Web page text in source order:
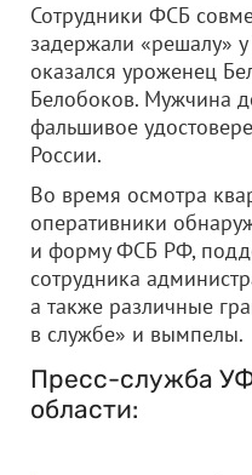
Сотрудники ФСБ
задержали «решалу»
оказался уроженец
Белобоков. Мужчина
фальшивое
России.
Во время осмотра
оперативники
и форму ФСБ РФ,
сотрудника
а также различные
в службе» и вымпелы.
Пресс-служба
области: